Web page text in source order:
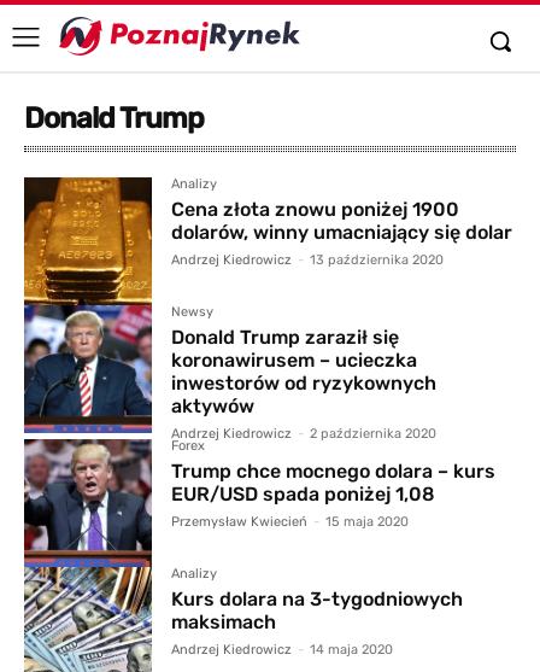
Donald Trump
Analizy
Cena złota znowu poniżej 1900
dolarów, winny umacniający się dolar
Andrzej Kiedrowicz - 13 października 2020
Newsy
Donald Trump zaraził się
koronawirusem – ucieczka
inwestorów od ryzykownych
aktywów
Andrzej Kiedrowicz - 2 października 2020
Forex
Trump chce mocnego dolara – kurs
EUR/USD spada poniżej 1,08
Przemysław Kwiecień - 15 maja 2020
Analizy
Kurs dolara na 3-tygodniowych
maksimach
Andrzej Kiedrowicz - 14 maja 2020